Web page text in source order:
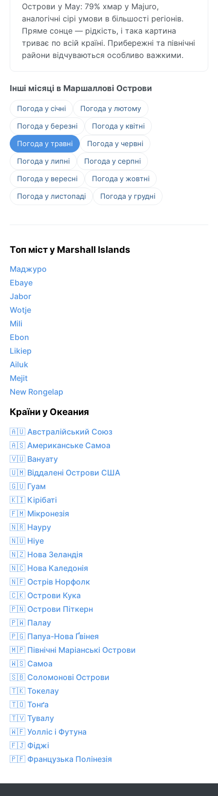
Острови у May: 79% хмар у Majuro,
аналогічні сірі умови в більшості регіонів.
Пряме сонце — рідкість, і така картина
триває по всій країні. Прибережні та північні
райони відчуваються особливо важкими.
Інші місяці в Маршаллові Острови
Погода у січні
Погода у лютому
Погода у березні
Погода у квітні
Погода у травні
Погода у червні
Погода у липні
Погода у серпні
Погода у вересні
Погода у жовтні
Погода у листопаді
Погода у грудні
Топ міст у Marshall Islands
Маджуро
Ebaye
Jabor
Wotje
Mili
Ebon
Likiep
Ailuk
Mejit
New Rongelap
Країни у Океания
🇦🇺 Австралійський Союз
🇦🇸 Американське Самоа
🇻🇺 Вануату
🇺🇲 Віддалені Острови США
🇬🇺 Гуам
🇰🇮 Кірібаті
🇫🇲 Мікронезія
🇳🇷 Науру
🇳🇺 Ніуе
🇳🇿 Нова Зеландія
🇳🇨 Нова Каледонія
🇳🇫 Острів Норфолк
🇨🇰 Острови Кука
🇵🇳 Острови Піткерн
🇵🇼 Палау
🇵🇬 Папуа-Нова Ґвінея
🇲🇵 Північні Маріанські Острови
🇼🇸 Самоа
🇸🇧 Соломонові Острови
🇹🇰 Токелау
🇹🇴 Тонґа
🇹🇻 Тувалу
🇼🇫 Уолліс і Футуна
🇫🇯 Фіджі
🇵🇫 Французька Полінезія